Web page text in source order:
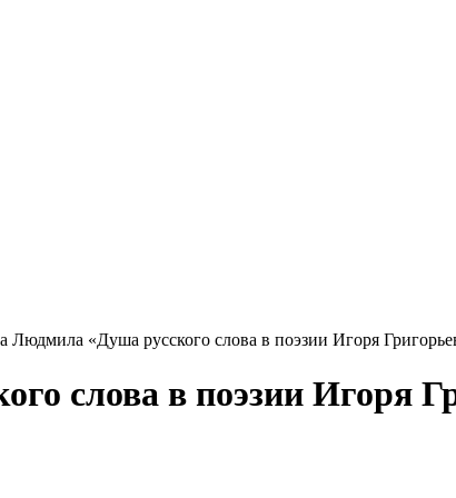
Людмила «Душа русского слова в поэзии Игоря
слова в поэзии Игоря